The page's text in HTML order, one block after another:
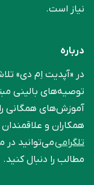
نیاز است.
درباره
در «آپدیت اِم دی»
توصیه‌های بالینی
آموزش‌های همگانی را
همکاران و
تلگرامیمی‌توانید
مطالب را دنبال کنید.